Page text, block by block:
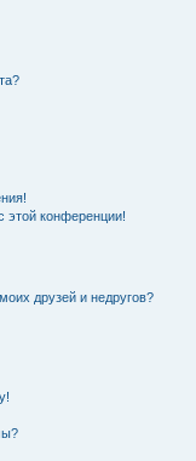
этой конференции!
друзей и недругов?